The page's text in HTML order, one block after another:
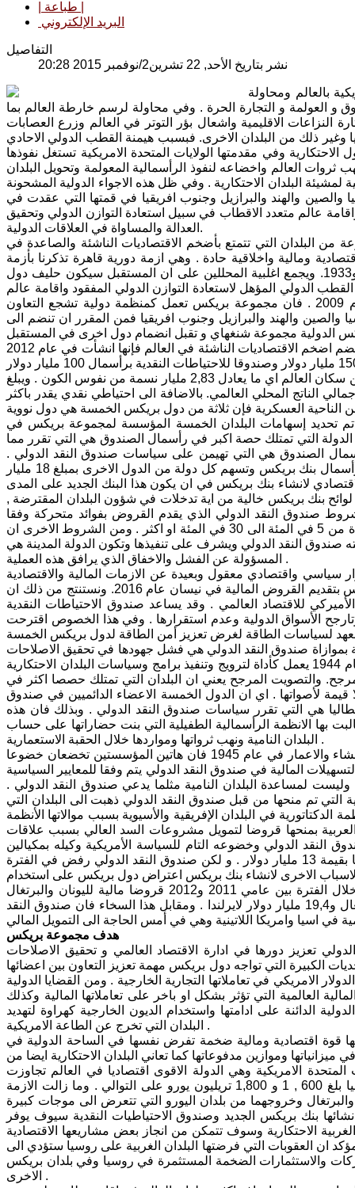
البريد الإلكتروني
التفاصيل
نشر بتاريخ الأحد, 22 تشرين2/نوفمبر 2015 20:28
بالعالم ومحاولة
و العولمة و التجارة الحرة . وفي محاولة لرسم خارطة العالم بما
النزاعات الاقليمية واشعال بؤر التوتر في العالم وزرع العصابات
وغير ذلك من البلدان الاخرى. فبسبب هيمنة القطب الدولي الاحادي
وفي مقدمتها الولايات المتحدة الامريكية تستغل نفوذها
العالم واخضاعه لنفوذ الرأسمالية المعولمة وتحويل البلدان
لمشيئة البلدان الاحتكارية . وفي ظل هذه الاجواء الدولية المشحونة
والهند والبرازيل وجنوب افريقيا في قمتها التي عقدت في
واقامة عالم متعدد الاقطاب في سبيل استعادة التوازن الدولي وتحقيق
العدالة والمساواة في العلاقات الدولية.
البلدان التي تتمتع بأضخم الاقتصاديات الناشئة والصاعدة في
ومالية واخلاقية حادة . وهي ازمة دورية قاهرة تذكرنا بأزمة
الكساد التضخمي التي ضربت النظام الرأسمالي الدولي في الفترة بين عام 1929و1933. ويجمع اغلبية المحللين على ان المستقبل سيكون حليف دول
الدولي المؤهل لاستعادة التوازن الدولي المفقود واقامة عالم
ثنائي القطبية . ووفقا لمؤتمر القمة الذي جمع زعماء دول بريكس في روسيا عام 2009 . فان مجموعة بريكس تعمل كمنظمة دولية تشجع التعاون
والصين والهند والبرازيل وجنوب افريقيا فمن المقرر ان تنضم الى
ومما يشجع البلدان الاخرى على الانضمام الى دول بريكس فإنها بالإضافة الى كونها تضم اضخم الاقتصاديات الناشئة في العالم فإنها انشأت في عام 2012
كما ان دول بريكس تشكل 30في المئة من مساحة الكرة الارضية و 42 في المئة من سكان العالم اي ما يعادل 2,83 مليار نسمة من نفوس الكون . ويبلغ
15,435 تريليون دولار أي بنسبة 14,6في المئة من إجمالي الناتج المحلي العالمي. بالاضافة الى احتياطي نقدي يقدر باكثر
تم تحديد إسهامات البلدان الخمسة المؤسسة لمجموعة بريكس في
التي تمتلك حصة اكبر في رأسمال الصندوق هي التي تقرر مما
الصندوق هي التي تهيمن على سياسات صندوق النقد الدولي .
ووفقا للاتفاق والتفاهم بين دول بريكس فان الصين تسهم بنحو 41 مليار دولار في رأسمال بنك بريكس وتسهم كل دولة من الدول الاخرى بمبلغ 18 مليار
الغرض السياسي والاقتصادي لانشاء بنك بريكس في ان يكون هذا البنك الجديد على المدى
بنك بريكس خالية من اية تدخلات في شؤون البلدان المقترضة ,
صندوق النقد الدولي الذي يقدم القروض بفوائد متحركة وفقا
لحركة اسعار الفائدة في الاسواق المالية . ونتيجة لذلك فمن الممكن ان ترتفع الفائدة من 5 في المئة الى 30 في المئة او اكثر . ومن الشروط الاخرى ان
صندوق النقد الدولي ويشرف على تنفيذها وتكون الدولة المدينة هي
المسؤولة عن الفشل والاخفاق الذي يرافق هذه العملية .
سياسي واقتصادي معقول وبعيدة عن الازمات المالية والاقتصادية
الدورية التي تتعرض لها البلدان الرأسمالية المتقدمة . ومن المقرر ان يبدا بنك بريكس بتقديم القروض المالية في نيسان عام 2016. ونستنتج من ذلك ان
للاقتصاد العالمي . وقد يساعد صندوق الاحتياطات النقدية
الأسواق الدولية وعدم استقرارها . وفي هذا الخصوص اقترحت
صندوق النقد الدولي هي فشل جهودها في تحقيق الاصلاحات
الضرورية في لولئح صندوق النقد الدولي . فصندوق النقد الدولي منذ تأسيسه في عام 1944 يعمل كأداة لترويج وتنفيذ برامج وسياسات البلدان الاحتكارية
والتصويت المرجح يعني ان البلدان التي تمتلك حصصا اكثر في
لأصواتها . اي ان الدول الخمسة الاعضاء الدائميين في صندوق
وايطاليا هي التي تقرر سياسات صندوق النقد الدولي . وبذلك فان هذه
بها الانظمة الرأسمالية الطفيلية التي بنت حضاراتها على حساب
البلدان النامية ونهب ثرواتها ومواردها خلال الحقبة الاستعمارية .
ومنذ الاعلان عن انشاء صندوق النقد الدولي في عام 1944 وولادة البنك الدولي للانشاء والاعمار في عام 1945 فان هاتين المؤسستين تخضعان خضوعا
المالية في صندوق النقد الدولي يتم وفقا للمعايير السياسية
لمساعدة البلدان النامية مثلما يدعي صندوق النقد الدولي .
تم منحها من قبل صندوق النقد الدولي ذهبت الى البلدان التي
في البلدان الإفريقية والأسيوية بسبب موالاتها الأنظمة
بمنحها قروضا لتمويل مشروعات السد العالي بسبب علاقات
النقد الدولي وخضوعه التام للسياسة الأمريكية وكيله بمكيالين
اقدام الصندوق في عام 2015 . على منح أوكرانيا التي تحمكها القوى الفاشية قرضا بقيمة 13 مليار دولار . و لكن صندوق النقد الدولي رفض في الفترة
قرضا بقيمة 5 مليارات دولار. ومن الاسباب الاخرى لانشاء بنك بريكس اعتراض دول بريكس على استخدام
اموال صندوق النقد الدولي لحل الازمة المالية لبلدان اليورو . فقد منح الصندوق خلال الفترة بين عامي 2011 و2012 قروضا مالية لليونان والبرتغال
وايرلندا بلغت 64,18 مليار دولار . 23,5 مليار دولار لليونان و22,9 مليار دولار للبرتغال و19,4 مليار دولار لايرلندا . ومقابل هذا السخاء فان صندوق النقد
هدف مجموعة بريكس
تعزيز دورها في ادارة الاقتصاد العالمي و تحقيق الاصلاحات
الكبيرة التي تواجه دول بريكس مهمة تعزيز التعاون بين اعضائها
الامريكي في تعاملاتها التجارية الخارجية . ومن القضايا الدولية
العالمية التي تؤثر بشكل او باخر على تعاملاتها المالية وكذلك
الدائنة على ادامتها واستخدام الديون الخارجية كهراوة لتهديد
البلدان التي تخرج عن الطاعة الامريكية .
قوة اقتصادية ومالية ضخمة تفرض نفسها في الساحة الدولية في
وموازين مدفوعاتها كما تعاني البلدان الاحتكارية ايضا من
الامريكية وهي الدولة الاقوى اقتصاديا في العالم تجاوزت
14,900 تريليون دولار في نهاية عام 2008. والدين الخارجي لكل من فرنسا وايطاليا بلغ 600 , 1 و 1,800 تريليون يورو على التوالي . وما زالت الازمة
والبرتغال وخروجهما من بلدان اليورو التي تتعرض الى موجات كبيرة
بنك بريكس الجديد وصندوق الاحتياطيات النقدية سيوف يوفر
الغربية الاحتكارية وسوف تتمكن من انجاز بعض مشاريعها الاقتصادية
ان العقوبات التي فرضتها البلدان الغربية على روسيا ستؤدي الى
والاستثمارات الضخمة المستثمرة في روسيا وفي بلدان بريكس
الاخرى .